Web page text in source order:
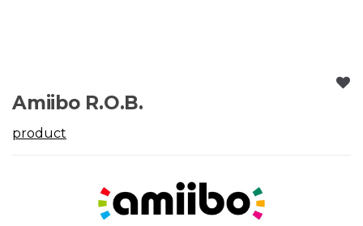
Amiibo R.O.B.
product